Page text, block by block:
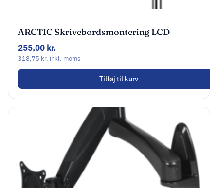
ARCTIC Skrivebordsmontering LCD
display Up to 34″ / 38′ (ultra-wide)
255,00 kr.
318,75 kr. inkl. moms
Tilføj til kurv